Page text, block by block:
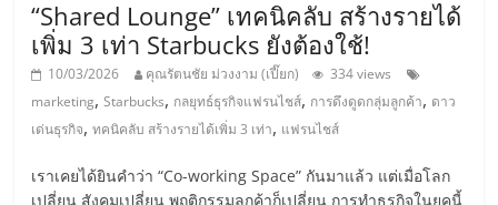
ทำเล
สำหรับ
เปิด
“Shared Lounge” เทคนิคลับ สร้างรายได้
เพิ่ม 3 เท่า Starbucks ยังต้องใช้!
10/03/2026 คุณรัตนชัย ม่วงงาม (เปี๊ยก)
334 views
marketing,Starbucks, กลยุทธ์ธุรกิจแฟรนไชส์, การดึงดูดกลุ่มลูกค้า, ดาว
เด่นธุรกิจ,ทคนิคลับ สร้างรายได้เพิ่ม 3 เท่า, แฟรนไชส์
เราเคยได้ยินคำว่า “Co-working Space” กันมาแล้ว แต่เมื่อโลก
เปลี่ยน สังคมเปลี่ยน พฤติกรรมลูกค้าก็เปลี่ยน การทำธุรกิจในยุคนี้